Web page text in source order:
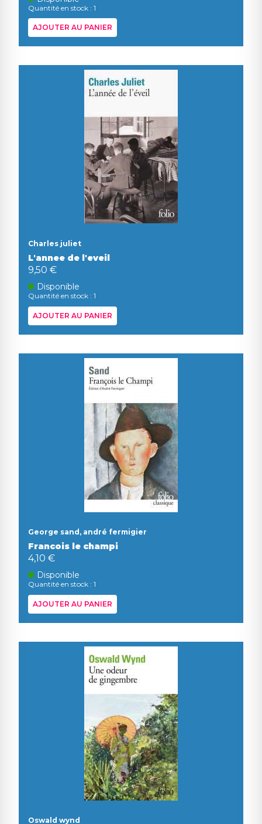
Quantité en stock : 1
AJOUTER AU PANIER
Charles juliet
L'annee de l'eveil
9,50 €
Disponible
Quantité en stock : 1
AJOUTER AU PANIER
George sand, andré fermigier
Francois le champi
4,10 €
Disponible
Quantité en stock : 1
AJOUTER AU PANIER
Oswald wynd